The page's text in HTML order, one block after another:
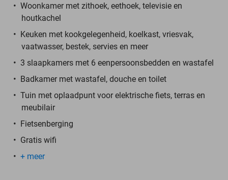
Woonkamer met zithoek, eethoek, televisie en
houtkachel
Keuken met kookgelegenheid, koelkast, vriesvak,
vaatwasser, bestek, servies en meer
3 slaapkamers met 6 eenpersoonsbedden en wastafel
Badkamer met wastafel, douche en toilet
Tuin met oplaadpunt voor elektrische fiets, terras en
meubilair
Fietsenberging
Gratis wifi
+ meer